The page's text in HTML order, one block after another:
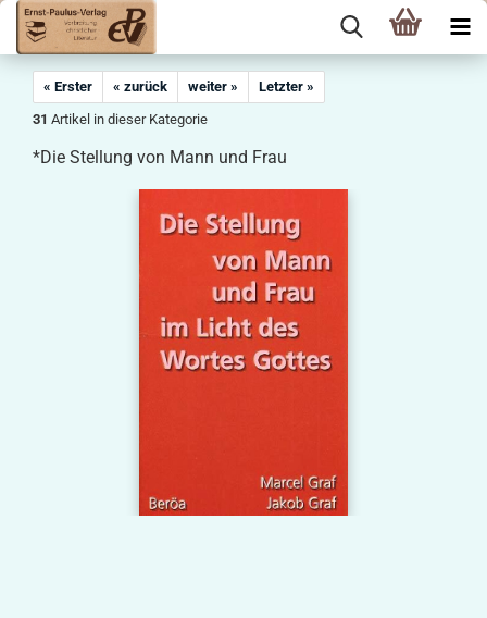
« Erster « zurück weiter »
Letzter »
31 Artikel in dieser Kategorie
*Die Stellung von Mann und Frau